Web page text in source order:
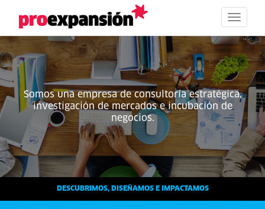
Toggle
Somos una empresa de consultoría estratégica,
investigación de mercados e incubación de
negocios.
DESCUBRIMOS, DISEÑAMOS E IMPACTAMOS